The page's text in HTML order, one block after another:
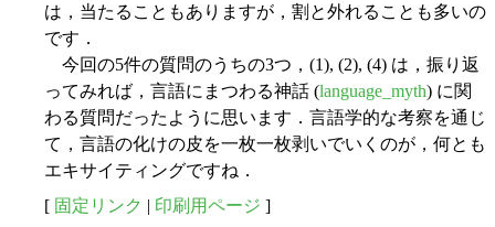
は，当たることもありますが，割と外れることも多いの
です．
今回の5件の質問のうちの3つ，(1), (2), (4) は，振り返
ってみれば，言語にまつわる神話 (language_myth) に関
わる質問だったように思います．言語学的な考察を通じ
て，言語の化けの皮を一枚一枚剥いでいくのが，何とも
エキサイティングですね．
[ 固定リンク | 印刷用ページ ]